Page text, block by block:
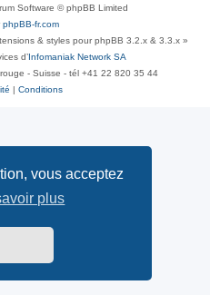
vous acceptez
plus
Software © phpBB Limited
phpBB-fr.com
& styles pour phpBB 3.2.x & 3.3.x »
d’ Infomaniak Network SA
- Suisse - tél +41 22 820 35 44
Conditions